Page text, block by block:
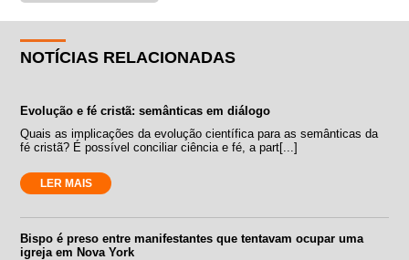
NOTÍCIAS RELACIONADAS
Evolução e fé cristã: semânticas em diálogo
Quais as implicações da evolução científica para as semânticas da
fé cristã? É possível conciliar ciência e fé, a part[...]
LER MAIS
Bispo é preso entre manifestantes que tentavam ocupar uma
igreja em Nova York